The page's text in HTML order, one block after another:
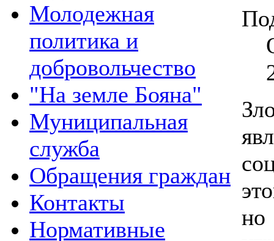
Молодежная
политика и
добровольчество
"На земле Бояна"
Муниципальная
служба
Обращения граждан
Контакты
Нормативные